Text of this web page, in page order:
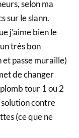
selon ma
sur le slann.
j’aime bien le
très bon
passe muraille)
de changer
tour 1 ou 2
contre
(ce que ne